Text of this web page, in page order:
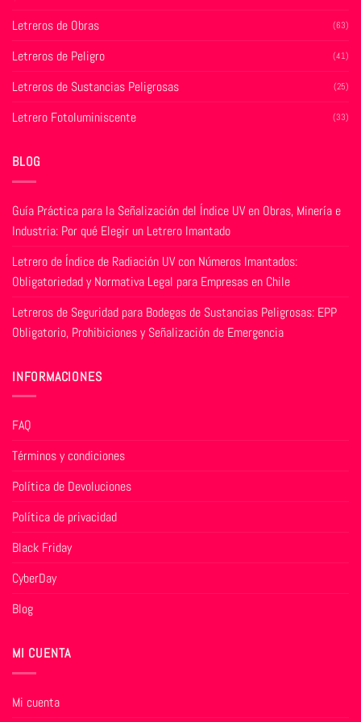
Letreros de Obras (63)
Letreros de Peligro (41)
Letreros de Sustancias Peligrosas (25)
Letrero Fotoluminiscente (33)
BLOG
Guía Práctica para la Señalización del Índice UV en Obras, Minería e
Industria: Por qué Elegir un Letrero Imantado
Letrero de Índice de Radiación UV con Números Imantados:
Obligatoriedad y Normativa Legal para Empresas en Chile
Letreros de Seguridad para Bodegas de Sustancias Peligrosas: EPP
Obligatorio, Prohibiciones y Señalización de Emergencia
INFORMACIONES
FAQ
Términos y condiciones
Política de Devoluciones
Política de privacidad
Black Friday
CyberDay
Blog
MI CUENTA
Mi cuenta